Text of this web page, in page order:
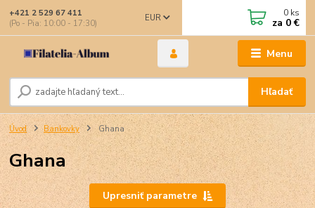
Menu
EUR
Hľadať
+421 2 529 67 411
(Po - Pia: 10:00 - 17:30)
0 ks
za 0 €
Úvod Bankovky Ghana
Ghana
Upresniť parametre